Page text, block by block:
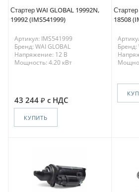
Стартер WAI GLOBAL 19992N,
19992 (IMS541999)
Артикул: IMS541999
Бренд: WAI GLOBAL
Напряжение: 12 В
Мощность: 4.20 кВт
43 244 с НДС
КУПИТЬ
18508
Бренд: